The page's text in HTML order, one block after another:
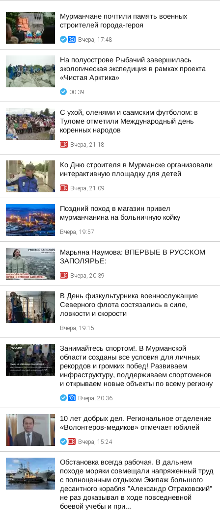
Мурманчане почтили память военных
строителей города-героя
Вчера, 17:48
На полуострове Рыбачий завершилась
экологическая экспедиция в рамках проекта
«Чистая Арктика»
00:39
С ухой, оленями и саамским футболом: в
Туломе отметили Международный день
коренных народов
Вчера, 21:18
Ко Дню строителя в Мурманске организовали
интерактивную площадку для детей
Вчера, 21:09
Поздний поход в магазин привел
мурманчанина на больничную койку
Вчера, 19:57
Марьяна Наумова: ВПЕРВЫЕ В РУССКОМ
ЗАПОЛЯРЬЕ:
Вчера, 20:39
В День физкультурника военнослужащие
Северного флота состязались в силе,
ловкости и скорости
Вчера, 19:15
Занимайтесь спортом!. В Мурманской
области созданы все условия для личных
рекордов и громких побед! Развиваем
инфраструктуру, поддерживаем спортсменов
и открываем новые объекты по всему региону
Вчера, 20:36
10 лет добрых дел. Региональное отделение
«Волонтеров-медиков» отмечает юбилей
Вчера, 15:24
Обстановка всегда рабочая. В дальнем
походе моряки совмещали напряженный труд
с полноценным отдыхом Экипаж большого
десантного корабля "Александр Отраковский"
не раз доказывал в ходе повседневной
боевой учебы и при...